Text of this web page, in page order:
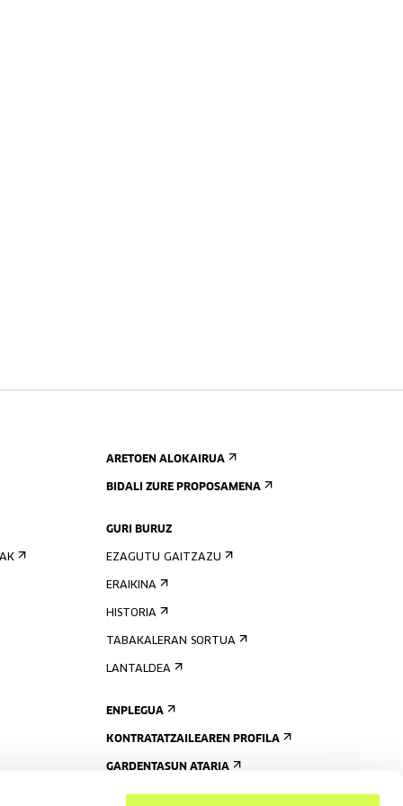
ARETOEN ALOKAIRUA
BIDALI ZURE PROPOSAMENA
GURI BURUZ
EZAGUTU GAITZAZU
ERAIKINA
HISTORIA
TABAKALERAN SORTUA
LANTALDEA
ENPLEGUA
KONTRATATZAILEAREN PROFILA
GARDENTASUN ATARIA